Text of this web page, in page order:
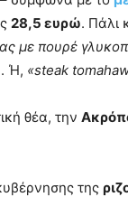
28,5 ευρώ. Πάλι
με πουρέ
. Ή, «steak
θέα, την
της